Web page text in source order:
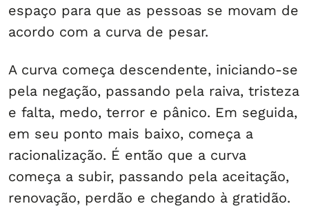
espaço para que as pessoas se movam de
acordo com a curva de pesar.
A curva começa descendente, iniciando-se
pela negação, passando pela raiva, tristeza
e falta, medo, terror e pânico. Em seguida,
em seu ponto mais baixo, começa a
racionalização. É então que a curva
começa a subir, passando pela aceitação,
renovação, perdão e chegando à gratidão.